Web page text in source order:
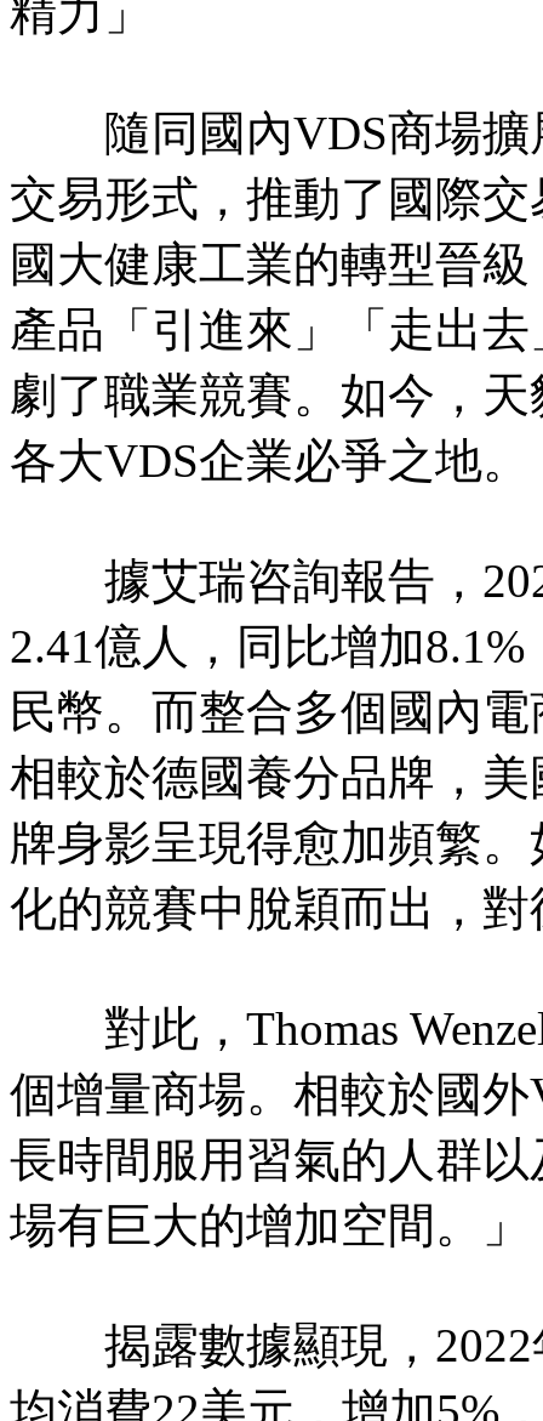
精力」
隨同國內VDS商場擴
交易形式，推動了國際
國大健康工業的轉型晉
產品「引進來」「走出
劇了職業競賽。如今，
各大VDS企業必爭之地。
據艾瑞咨詢報告，
2.41億人，同比增加
民幣。而整合多個國內
相較於德國養分品牌，
牌身影呈現得愈加頻繁
化的競賽中脫穎而出，
對此，Thomas
個增量商場。相較於國
長時間服用習氣的人群
場有巨大的增加空間。」
揭露數據顯現，2022
均消費22美元，增加5%